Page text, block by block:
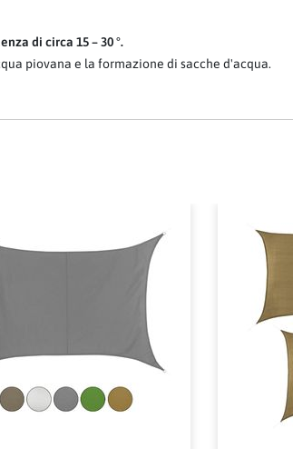
di circa 15 – 30 °.
piovana e la formazione di sacche d'acqua.